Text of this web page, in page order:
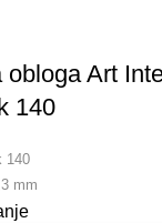
obloga Art
140
140
mm